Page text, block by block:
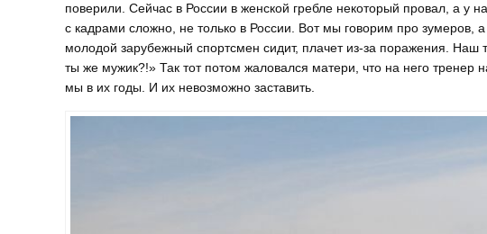
поверили. Сейчас в России в женской гребле некоторый провал, а у
с кадрами сложно, не только в России. Вот мы говорим про зумеров,
молодой зарубежный спортсмен сидит, плачет из-за поражения. Наш
ты же мужик?!» Так тот потом жаловался матери, что на него
мы в их годы. И их невозможно заставить.